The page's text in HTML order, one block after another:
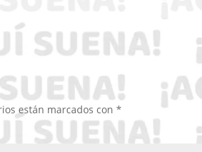
están marcados con*